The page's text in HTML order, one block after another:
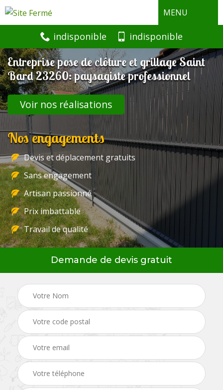
MENU
indisponible indisponible
Entreprise pose de clôture et grillage Saint
Bard 23260: paysagiste professionnel
Voir nos réalisations
Nos engagements
Devis et déplacement gratuits
Sans engagement
Artisan passionné
Prix imbattable
Travail de qualité
Demande de devis gratuit